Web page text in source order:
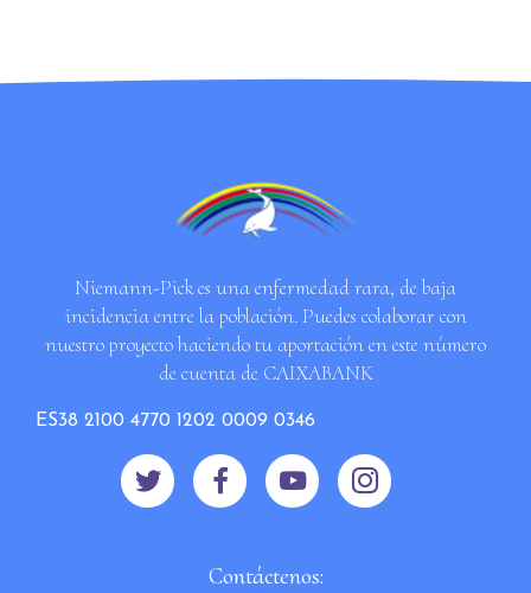
Niemann-Pick es una enfermedad rara, de baja
incidencia entre la población. Puedes colaborar con
nuestro proyecto haciendo tu aportación en este número
de cuenta de CAIXABANK
ES38 2100 4770 1202 0009 0346
Contáctenos: